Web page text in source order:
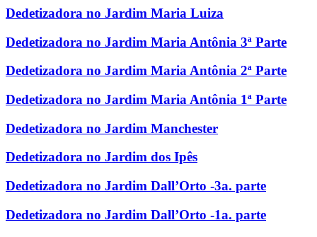
Dedetizadora no Jardim Maria Luiza
Dedetizadora no Jardim Maria Antônia 3ª Parte
Dedetizadora no Jardim Maria Antônia 2ª Parte
Dedetizadora no Jardim Maria Antônia 1ª Parte
Dedetizadora no Jardim Manchester
Dedetizadora no Jardim dos Ipês
Dedetizadora no Jardim Dall’Orto -3a. parte
Dedetizadora no Jardim Dall’Orto -1a. parte